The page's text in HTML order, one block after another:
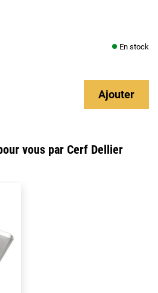
En stock
Ajouter
vous par Cerf Dellier